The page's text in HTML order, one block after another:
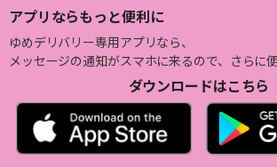
アプリならもっと便利に
ゆめデリバリー専用アプリなら、
メッセージの通知がスマホに来るので、さらに便
ダウンロードはこちら